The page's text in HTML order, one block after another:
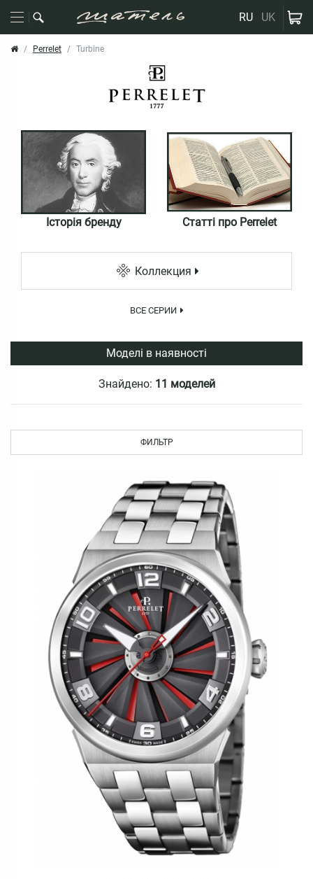
RU UK
Perrelet Turbine
Історія бренду Статті про Perrelet
Коллекция
ВСЕ СЕРИИ
Моделі в наявності
Знайдено: 11 моделей
ФИЛЬТР